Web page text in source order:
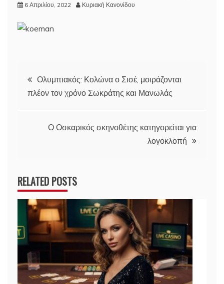
6 Απριλίου, 2022 Κυριακή Κανονίδου
Πλοήγηση
άρθρων
Ολυμπιακός: Κολώνα ο Σισέ, μοιράζονται
πλέον τον χρόνο Σωκράτης και Μανωλάς
Ο Οσκαρικός σκηνοθέτης κατηγορείται για
λογοκλοπή
RELATED POSTS